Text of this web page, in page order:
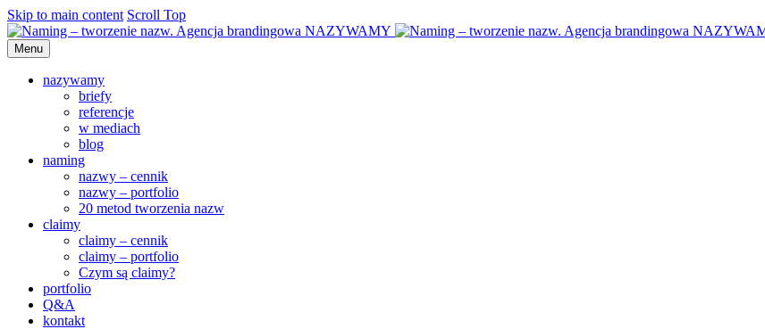
Skip to main content Scroll Top
Menu
nazywamy
briefy
referencje
w mediach
blog
naming
nazwy – cennik
nazwy – portfolio
20 metod tworzenia nazw
claimy
claimy – cennik
claimy – portfolio
Czym są claimy?
portfolio
Q&A
kontakt